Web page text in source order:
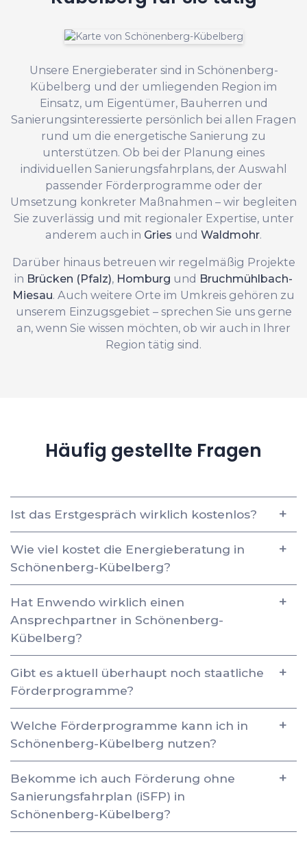
Unsere Energieberater sind in Schönenberg-
Kübelberg und der umliegenden Region im
Einsatz, um Eigentümer, Bauherren und
Sanierungsinteressierte persönlich bei allen Fragen
rund um die energetische Sanierung zu
unterstützen. Ob bei der Planung eines
individuellen Sanierungsfahrplans, der Auswahl
passender Förderprogramme oder der
Umsetzung konkreter Maßnahmen – wir begleiten
Sie zuverlässig und mit regionaler Expertise, unter
anderem auch in Gries und Waldmohr.
Darüber hinaus betreuen wir regelmäßig Projekte
in Brücken (Pfalz), Homburg und Bruchmühlbach-
Miesau. Auch weitere Orte im Umkreis gehören zu
unserem Einzugsgebiet – sprechen Sie uns gerne
an, wenn Sie wissen möchten, ob wir auch in Ihrer
Region tätig sind.
Häufig gestellte Fragen
Ist das Erstgespräch wirklich kostenlos?
Wie viel kostet die Energieberatung in
Schönenberg-Kübelberg?
Hat Enwendo wirklich einen
Ansprechpartner in Schönenberg-
Kübelberg?
Gibt es aktuell überhaupt noch staatliche
Förderprogramme?
Welche Förderprogramme kann ich in
Schönenberg-Kübelberg nutzen?
Bekomme ich auch Förderung ohne
Sanierungsfahrplan (iSFP) in
Schönenberg-Kübelberg?